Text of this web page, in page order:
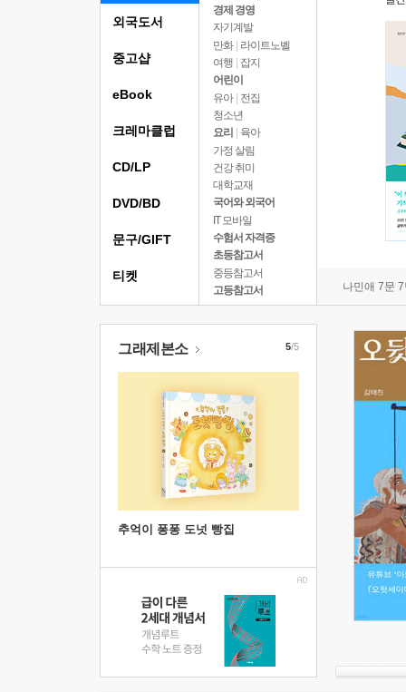
경제 경영
자기계발
만화 | 라이트노벨
여행
잡지
어린이
유아 | 전집
청소년
요리
육아
가정 살림
건강 취미
대학교재
국어와 외국어
IT 모바일
수험서 자격증
초등참고서
중등참고서
고등참고서
나민애 7문
외국도서
중고샵
eBook
크레마클럽
CD/LP
DVD/BD
문구/GIFT
티켓
그래제본소
추억이 퐁퐁 도넛 빵집
5/5